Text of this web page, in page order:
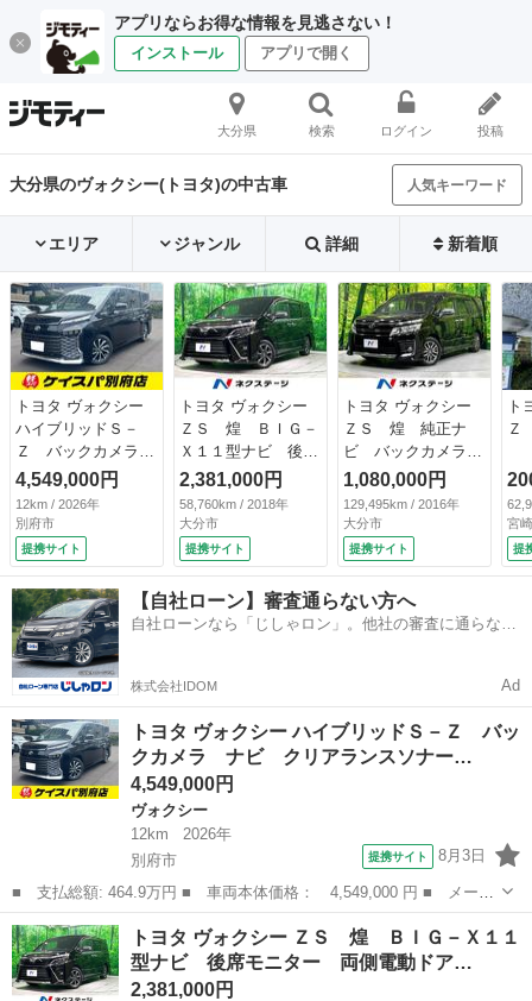
アプリならお得な情報を見逃さない！
インストール アプリで開く
大分県 検索 ログイン 投稿
大分県のヴォクシー(トヨタ)の中古車 人気キーワード
エリア ジャンル 詳細 新着順
トヨタ ヴォクシー
ハイブリッドＳ－
Ｚ バックカメラ
ナビ クリアランス
ソナー オートクル
ーズコントロール
レーンアシスト パ
ークアシスト 衝突
被害軽減システム
両側電動スライドド
ア オートマチック
ハイビーム オート
ライト （検11.3）
4,549,000円
12km / 2026年
別府市
提携サイト
トヨタ ヴォクシー
ＺＳ 煌 ＢＩＧ－
Ｘ１１型ナビ 後席
モニター 両側電動
ドア 衝突軽減装
置 クルーズコント
ロール ＬＥＤヘッ
ド／フォグ ドラレ
コ フルセグ Ｂｌ
ｕｅｔｏｏｔｈ再
生 ＥＴＣ スマー
ラー （検9.2）
2,381,000円
58,760km / 2018年
大分市
提携サイト
トヨタ ヴォクシー
ＺＳ 煌 純正ナ
ビ バックカメラ
禁煙車 両側電動ド
ア 衝突軽減装置
車線逸脱警報 オー
トマチックハイビー
ム フルセグ Ｂｌ
ｕｅｔｏｏｔｈ再
生 ＥＴＣ スマー
トキー アイドリン
1,080,000円
129,495km / 2016年
大分市
提携サイト
ト
Ｚ
宮
提
【自社ローン】審査通らない方へ
自社ローンなら「じしゃロン」。他社の審査に通らなか
株式会社IDOM Ad
トヨタ ヴォクシー ハイブリッドＳ－Ｚ バッ
クカメラ ナビ クリアランスソナー…
4,549,000円
ヴォクシー
12km
2026年
別府市
提携サイト 8月3日
■ 支払総額: 464.9万円 ■ 車両本体価格： 4,549,000 円 ■ メーカ
ー名： トヨタ ■ 車種名： ヴォクシー ■ グレード名： ハイブ
リッドＳ－Ｚ バックカメラ ナビ クリアランスソナー オートク
ルーズコ...
大分 別府市 ヴォクシー
トヨタ ヴォクシー ＺＳ 煌 ＢＩＧ－Ｘ１１
型ナビ 後席モニター 両側電動ドア…
2,381,000円